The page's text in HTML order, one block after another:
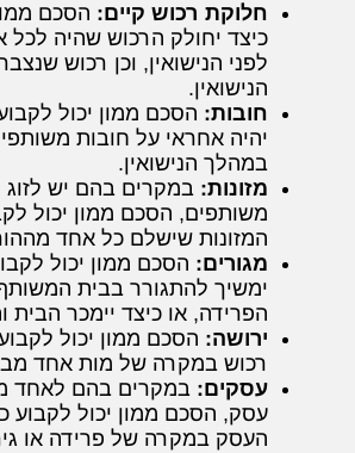
חלוקת רכוש קיים: הסכם
כיצד יחולק הרכוש שהיה לכל
לפני הנישואין, וכן רכוש
הנישואין.
חובות: הסכם ממון יכול
יהיה אחראי על חובות
במהלך הנישואין.
מזונות: במקרים בהם יש לזוג
משותפים, הסכם ממון יכול
המזונות שישלם כל אחד
מגורים: הסכם ממון יכול
ימשיך להתגורר בבית
הפרידה, או כיצד יימכר הבית
ירושה: הסכם ממון יכול
רכוש במקרה של מות אחד
עסקים: במקרים בהם לאחד
עסק, הסכם ממון יכול לקבוע
העסק במקרה של פרידה או